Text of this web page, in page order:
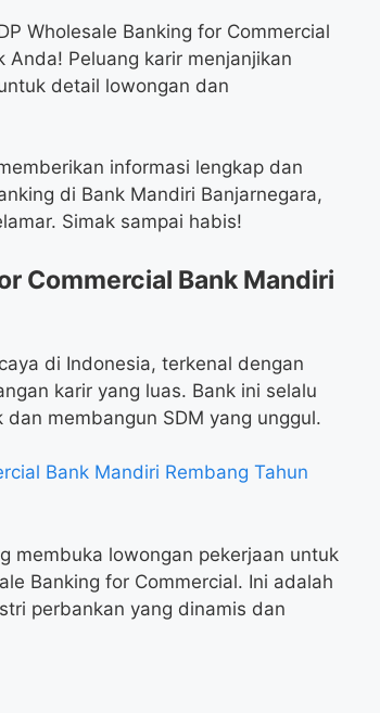
Wholesale Banking for Commercial
Peluang karir menjanjikan
detail lowongan dan
informasi lengkap dan
di Bank Mandiri Banjarnegara,
Simak sampai habis!
Commercial Bank Mandiri
di Indonesia, terkenal dengan
karir yang luas. Bank ini selalu
membangun SDM yang unggul.
Bank Mandiri Rembang Tahun
membuka lowongan pekerjaan untuk
Banking for Commercial. Ini adalah
perbankan yang dinamis dan